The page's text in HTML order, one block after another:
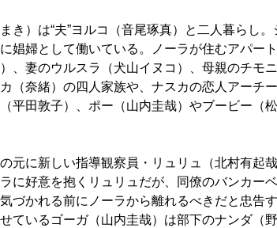
き）は“夫”ヨルコ（音尾琢真）と二人暮らし
娼婦として働いている。ノーラが住むアパー
、妻のウルスラ（犬山イヌコ）、母親のチモ
（奈緒）の四人家族や、ナスカの恋人アーチー
平田敦子）、ポー（山内圭哉）やブービー（
元に新しい指導観察員・リュリュ（北村有起
に好意を抱くリュリュだが、同僚のバンカー
づかれる前にノーラから離れるべきだと忠告
ているゴーガ（山内圭哉）は部下のナンダ（